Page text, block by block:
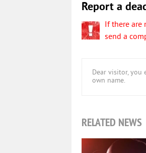
Report a
If there are
send a
Dear visitor, you
own name.
RELATED NEWS